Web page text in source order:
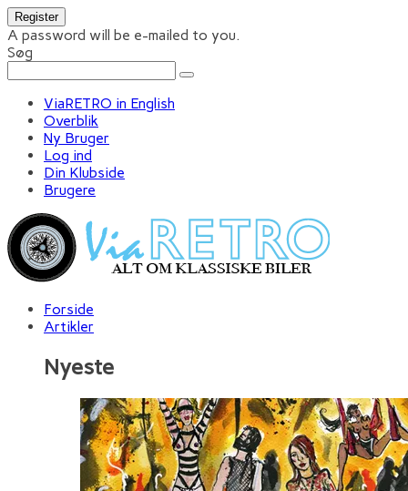
A password will be e-mailed to you.
Søg
ViaRETRO in English
Overblik
Ny Bruger
Log ind
Din Klubside
Brugere
Forside
Artikler
Nyeste